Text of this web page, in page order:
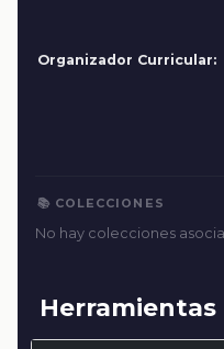
Organizador Curricular:
📚 COLECCIONES
No hay colecciones